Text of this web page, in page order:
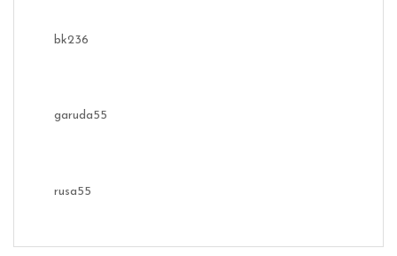
bk236
garuda55
rusa55